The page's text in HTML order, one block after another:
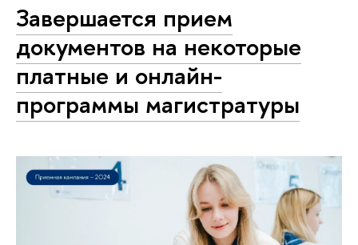
Завершается прием
документов на некоторые
платные и онлайн-
программы магистратуры